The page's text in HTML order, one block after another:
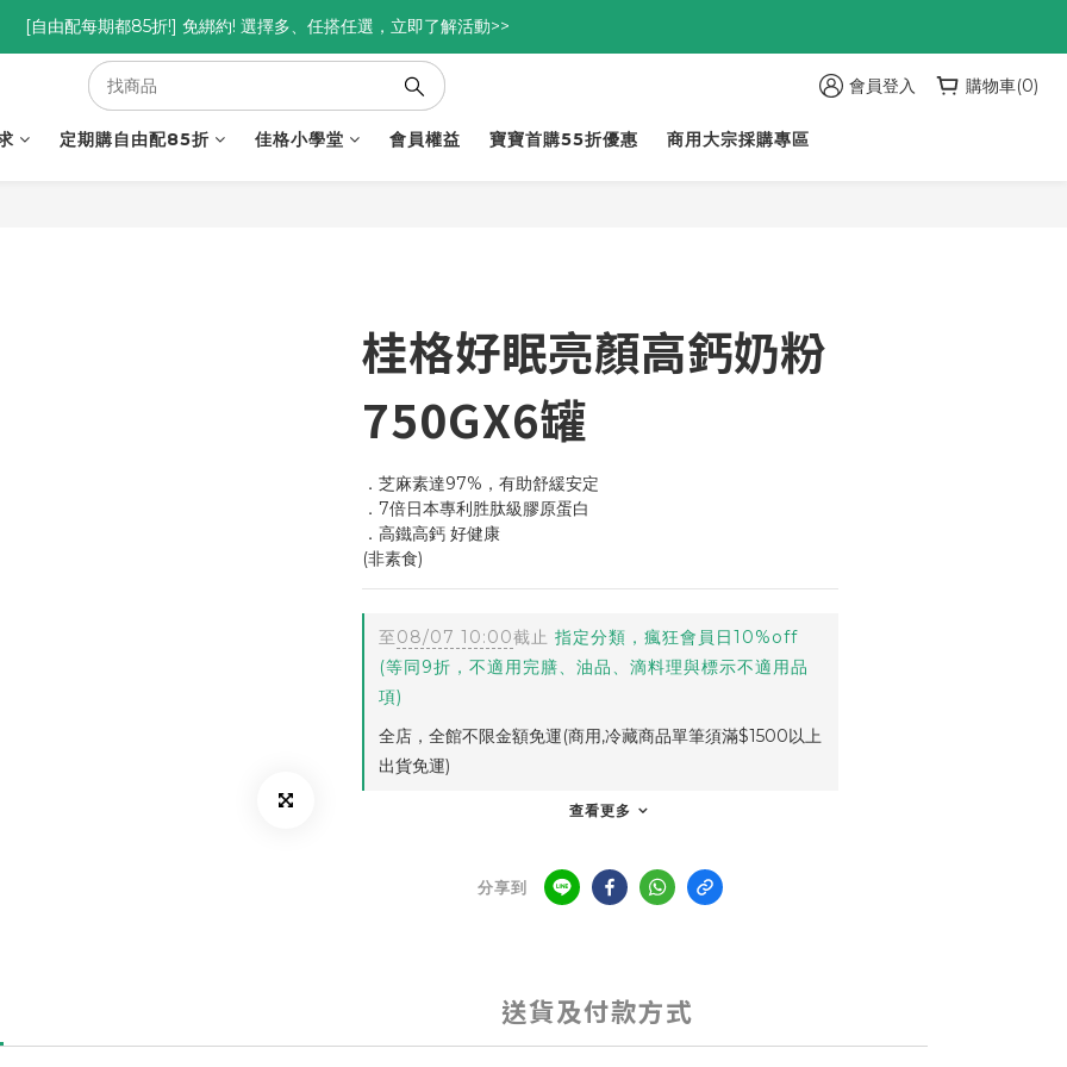
優惠碼<go300> $3,000折$300  優惠碼<go88> $5,000享88折
[自由配每期都85折!] 免綁約! 選擇多、任搭任選，立即了解活動>>
優惠碼<go300> $3,000折$300  優惠碼<go88> $5,000享88折 會員登入 購物車(0)
定期購自由配85折 佳格小學堂 會員權益 寶寶首購55折優惠 商用大宗採購專區
桂格好眠亮顏高鈣奶粉
750GX6罐
．芝麻素達97%，有助舒緩安定
．7倍日本專利胜肽級膠原蛋白
．高鐵高鈣 好健康
(非素食)
至08/07 10:00截止 指定分類，瘋狂會員日10%off
(等同9折，不適用完膳、油品、滴料理與標示不適用品
項)
全店，全館不限金額免運(商用,冷藏商品單筆須滿$1500以上
出貨免運)
查看更多
分享到
送貨及付款方式